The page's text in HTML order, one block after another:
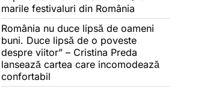
marile festivaluri din România
România nu duce lipsă de oameni
buni. Duce lipsă de o poveste
despre viitor” – Cristina Preda
lansează cartea care incomodează
confortabil